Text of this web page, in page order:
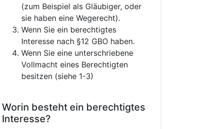
(zum Beispiel als Gläubiger, oder
sie haben eine Wegerecht).
Wenn Sie ein berechtigtes
Interesse nach §12 GBO haben.
Wenn Sie eine unterschriebene
Vollmacht eines Berechtigten
besitzen (siehe 1-3)
Worin besteht ein berechtigtes
Interesse?